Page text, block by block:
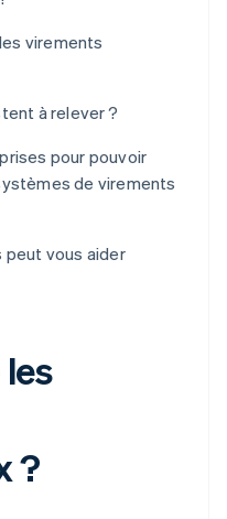
virements
à relever ?
pour pouvoir
de virements
peut vous aider
?